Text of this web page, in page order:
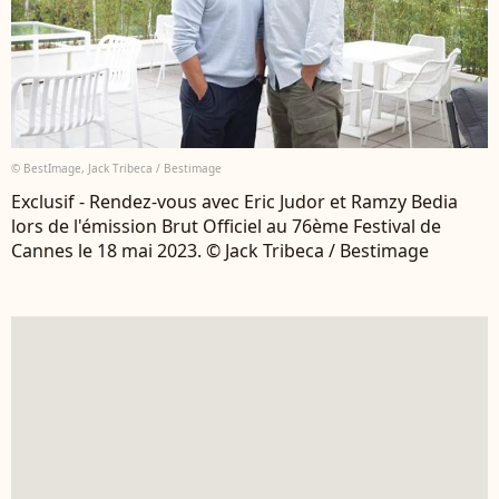
© BestImage, Jack Tribeca / Bestimage
Exclusif - Rendez-vous avec Eric Judor et Ramzy Bedia
lors de l'émission Brut Officiel au 76ème Festival de
Cannes le 18 mai 2023. © Jack Tribeca / Bestimage